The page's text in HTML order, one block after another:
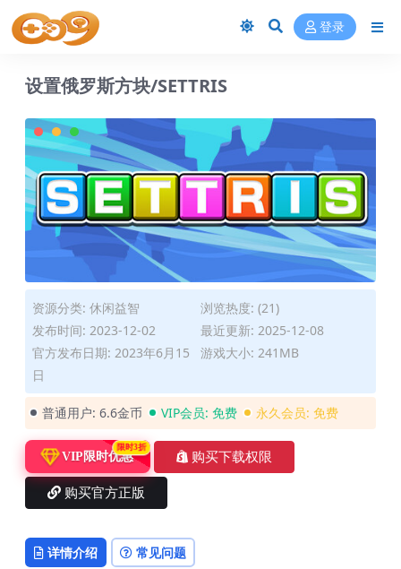
登录
设置俄罗斯方块/SETTRIS
资源分类: 休闲益智
浏览热度: (21)
发布时间: 2023-12-02
最近更新: 2025-12-08
官方发布日期: 2023年6月15
日
游戏大小: 241MB
普通用户: 6.6金币 VIP会员: 免费 永久会员: 免费
VIP限时优惠
限时3折
购买下载权限
购买官方正版
详情介绍 常见问题